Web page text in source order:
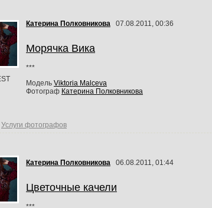
Катерина Полковникова 07.08.2011, 00:36
Морячка Вика
***
Модель Viktoria Malceva
Фотограф Катерина Полковникова
Услуги фотографов
Катерина Полковникова 06.08.2011, 01:44
Цветочные качели